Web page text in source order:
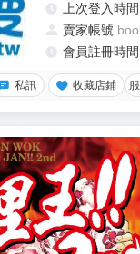
上次登入時間
賣家帳號
會員註冊時間
私訊 收藏店鋪